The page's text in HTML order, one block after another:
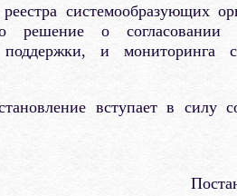
системообразующих
решение о согласовании
поддержки, и мониторинга
вступает в силу